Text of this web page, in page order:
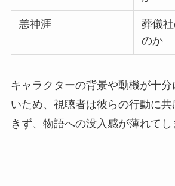
恙神涯
葬儀
のか
キャラクターの背景や動機が十
いため、視聴者は彼らの行動に
きず、物語への没入感が薄れてし